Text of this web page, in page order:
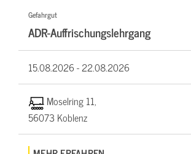
Gefahrgut
ADR-Auffrischungslehrgang
15.08.2026 -22.08.2026
Moselring 11,
56073 Koblenz